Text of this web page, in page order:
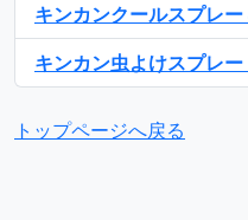
キンカンクールスプレ
キンカン虫よけスプレ
トップページへ戻る